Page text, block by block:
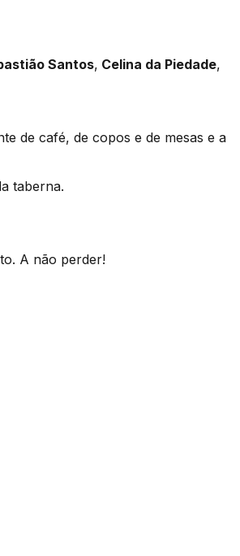
Santos, Celina da Piedade,
de café, de copos e de mesas e a
taberna.
A não perder!